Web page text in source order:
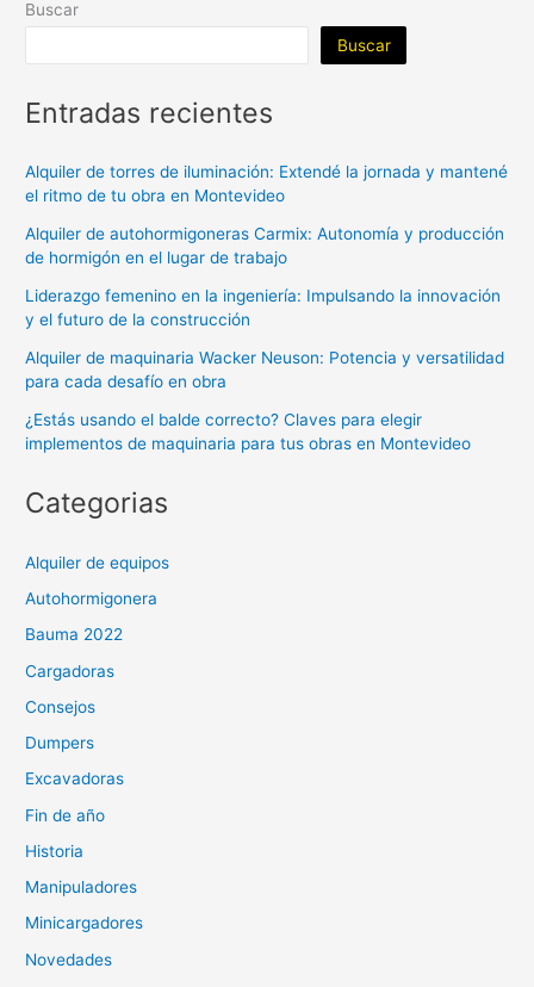
Buscar
Buscar
Entradas recientes
Alquiler de torres de iluminación: Extendé la jornada y mantené
el ritmo de tu obra en Montevideo
Alquiler de autohormigoneras Carmix: Autonomía y producción
de hormigón en el lugar de trabajo
Liderazgo femenino en la ingeniería: Impulsando la innovación
y el futuro de la construcción
Alquiler de maquinaria Wacker Neuson: Potencia y versatilidad
para cada desafío en obra
¿Estás usando el balde correcto? Claves para elegir
implementos de maquinaria para tus obras en Montevideo
Categorias
Alquiler de equipos
Autohormigonera
Bauma 2022
Cargadoras
Consejos
Dumpers
Excavadoras
Fin de año
Historia
Manipuladores
Minicargadores
Novedades